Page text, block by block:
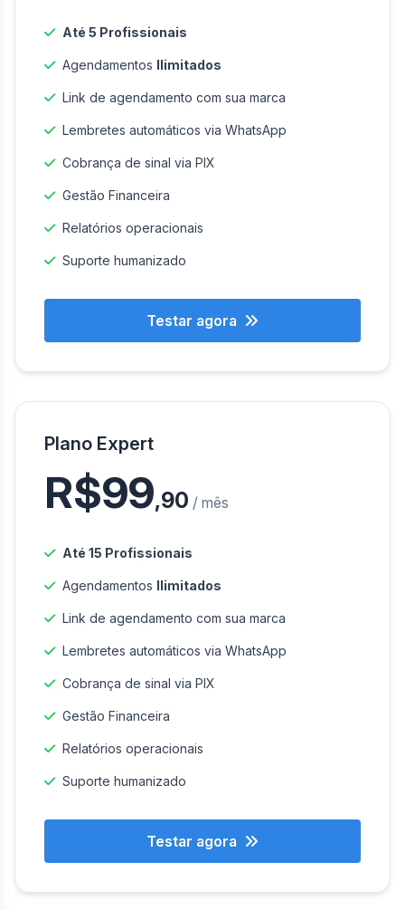
Até 5 Profissionais
Agendamentos Ilimitados
Link de agendamento com sua marca
Lembretes automáticos via WhatsApp
Cobrança de sinal via PIX
Gestão Financeira
Relatórios operacionais
Suporte humanizado
Testar agora
Plano Expert
R$99,90 / mês
Até 15 Profissionais
Agendamentos Ilimitados
Link de agendamento com sua marca
Lembretes automáticos via WhatsApp
Cobrança de sinal via PIX
Gestão Financeira
Relatórios operacionais
Suporte humanizado
Testar agora